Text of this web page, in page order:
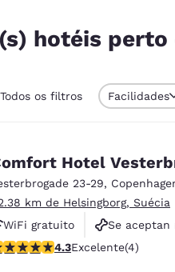
Español
México
Español
hotéis perto
Todos os filtros Facilidades
Hotel
23-29,
km de Helsingborg, Suécia
WiFi gratuito
Se aceptan
4.25 estrelas.
4.3Excelente(4)